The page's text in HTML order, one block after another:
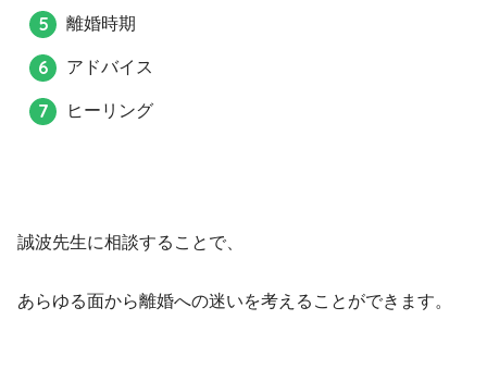
離婚時期
アドバイス
ヒーリング
誠波先生に相談することで、
あらゆる面から離婚への迷いを考えることができます。